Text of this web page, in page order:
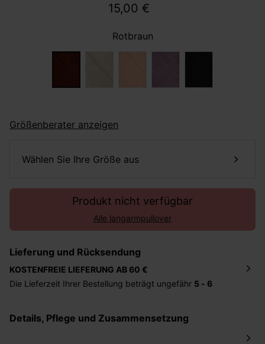
15,00 €
Rotbraun
Größenberater anzeigen
Wählen Sie Ihre Größe aus
Produkt nicht verfügbar
Alle langarmpullover
Lieferung und Rücksendung
KOSTENFREIE LIEFERUNG AB 60 €
Die Lieferzeit Ihrer Bestellung beträgt ungefähr 5 - 6
betragen 2,95 Euro bei einem Bestellwert von unter 60
Details, Pflege und Zusammensetzung